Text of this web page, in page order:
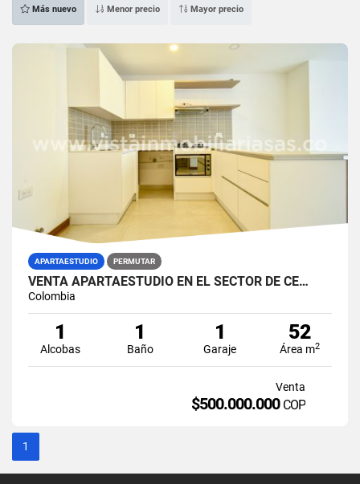
Más nuevo Menor precio Mayor precio
APARTAESTUDIO PERMUTAR
VENTA APARTAESTUDIO EN EL SECTOR DE CE…
Colombia
1
Alcobas
1
Baño
1
Garaje
52
Área m2
Venta
$500.000.000 COP
1